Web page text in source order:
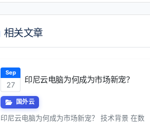
相关文章
Sep
27
印尼云电脑为何成为市场新宠？
国外云
印尼云电脑为何成为市场新宠？ 技术背景 在数